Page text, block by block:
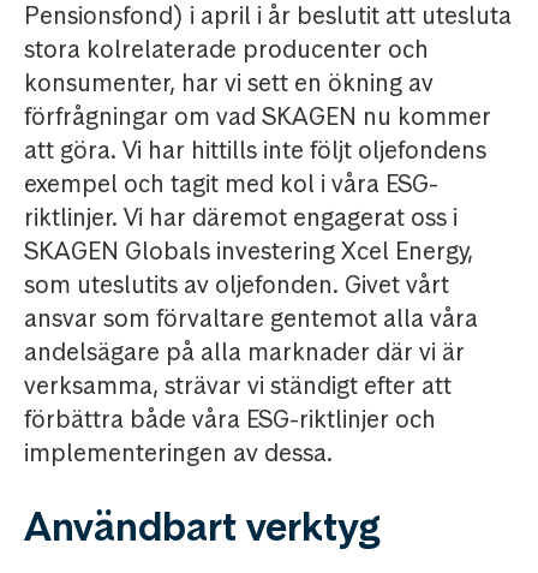
Pensionsfond) i april i år beslutit att utesluta
stora kolrelaterade producenter och
konsumenter, har vi sett en ökning av
förfrågningar om vad SKAGEN nu kommer
att göra. Vi har hittills inte följt oljefondens
exempel och tagit med kol i våra ESG-
riktlinjer. Vi har däremot engagerat oss i
SKAGEN Globals investering Xcel Energy,
som uteslutits av oljefonden. Givet vårt
ansvar som förvaltare gentemot alla våra
andelsägare på alla marknader där vi är
verksamma, strävar vi ständigt efter att
förbättra både våra ESG-riktlinjer och
implementeringen av dessa.
Användbart verktyg